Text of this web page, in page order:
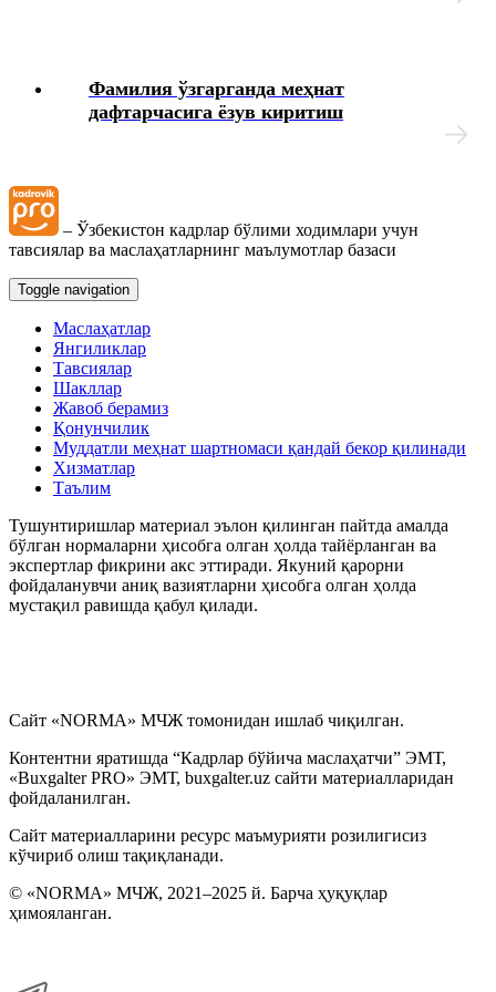
Меҳнат шароитларининг ўзгариши
Ходимларнинг ижтимоий таъминоти
Хизмат сафарлари
Ишга қабул қилиш
Ходимларни аттестациядан ўтказиш
Коллектив шартномалар
Моддий жавобгарлик
Иш берувчининг хатолари ва уларни тузатиш усуллари
Ҳарбий хизматга мажбур бўлган шахсларни рўйхатга
олиш
Фамилия ўзгарганда меҳнат
дафтарчасига ёзув киритиш
– Ўзбекистон кадрлар бўлими ходимлари учун
тавсиялар ва маслаҳатларнинг маълумотлар базаси
Toggle navigation
Маслаҳатлар
Янгиликлар
Тавсиялар
Шакллар
Жавоб берамиз
Қонунчилик
Муддатли меҳнат шартномаси қандай бекор қилинади
Хизматлар
Таълим
Тушунтиришлар материал эълон қилинган пайтда амалда
бўлган нормаларни ҳисобга олган ҳолда тайёрланган ва
экспертлар фикрини акс эттиради. Якуний қарорни
фойдаланувчи аниқ вазиятларни ҳисобга олган ҳолда
мустақил равишда қабул қилади.
Сайт «NORMA» МЧЖ томонидан ишлаб чиқилган.
Контентни яратишда “Кадрлар бўйича маслаҳатчи” ЭМТ,
«Buxgalter PRO» ЭМТ, buxgalter.uz сайти материалларидан
фойдаланилган.
Сайт материалларини ресурс маъмурияти розилигисиз
кўчириб олиш тақиқланади.
© «NORMA» МЧЖ, 2021–2025 й. Барча ҳуқуқлар
ҳимояланган.